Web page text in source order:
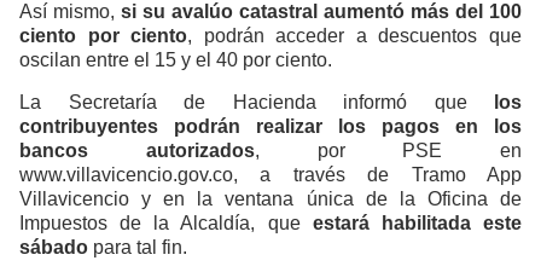
Así mismo, si su avalúo catastral aumentó más del 100
ciento por ciento, podrán acceder a descuentos que
oscilan entre el 15 y el 40 por ciento.
La Secretaría de Hacienda informó que
los
contribuyentes podrán realizar los pagos en los
bancos autorizados, por PSE en
www.villavicencio.gov.co, a través de Tramo App
Villavicencio y en la ventana única de la Oficina de
Impuestos de la Alcaldía, que estará habilitada este
sábado para tal fin.